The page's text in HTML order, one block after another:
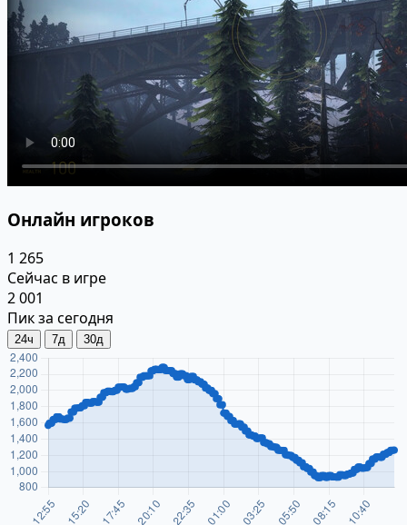
Онлайн игроков
1 265
Сейчас в игре
2 001
Пик за сегодня
24ч 7д 30д